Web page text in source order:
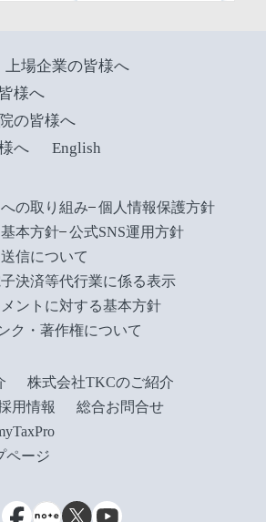
上場企業の皆様へ
様へ
の皆様へ
へ
English
の取り組み
個人情報保護方針
本方針
公式SNS運用方針
信について
決済等代行業に係る表示
ントに対する基本方針
ク・著作権について
株式会社TKCのご紹介
用情報
総合お問合せ
ページ